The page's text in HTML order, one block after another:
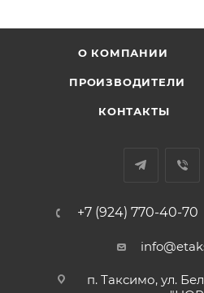
О КОМПАНИИ
ПРОИЗВОДИТЕЛИ
КОНТАКТЫ
+7 (924) 770-40-70
п. Таксимо, ул.